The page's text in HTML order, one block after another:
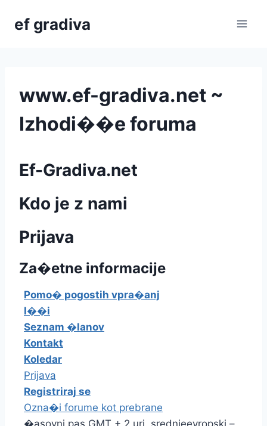
ef gradiva
www.ef-gradiva.net ~
Izhodi��e foruma
Ef-Gradiva.net
Kdo je z nami
Prijava
Za�etne informacije
Pomo� pogostih vpra�anj
I��i
Seznam �lanov
Kontakt
Koledar
Prijava
Registriraj se
Ozna�i forume kot prebrane
�asovni pas GMT + 2 uri, srednjeevropski –